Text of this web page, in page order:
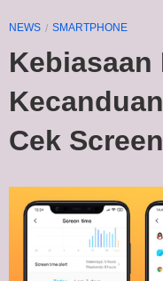
NEWS SMARTPHONE
Kebiasaan
Cek